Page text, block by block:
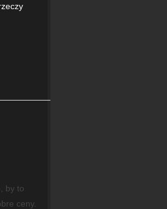
by to
ceny.